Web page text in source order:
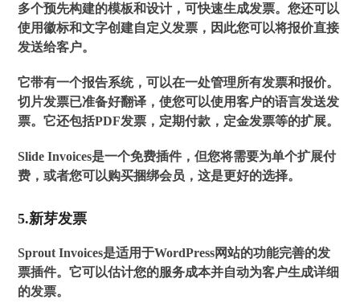
多个预先构建的模板和设计，可快速生成发票。您还可以
使用徽标和文字创建自定义发票，因此您可以将报价直接
发送给客户。
它带有一个报告系统，可以在一处管理所有发票和报价。
切片发票已准备好翻译，使您可以使用客户的语言发送发
票。它还包括PDF发票，定期付款，定金发票等的扩展。
Slide Invoices是一个免费插件，但您将需要为单个扩展付
费，或者您可以购买捆绑会员，这是更好的选择。
5.新芽发票
Sprout Invoices是适用于WordPress网站的功能完善的发
票插件。它可以估计您的服务成本并自动为客户生成详细
的发票。